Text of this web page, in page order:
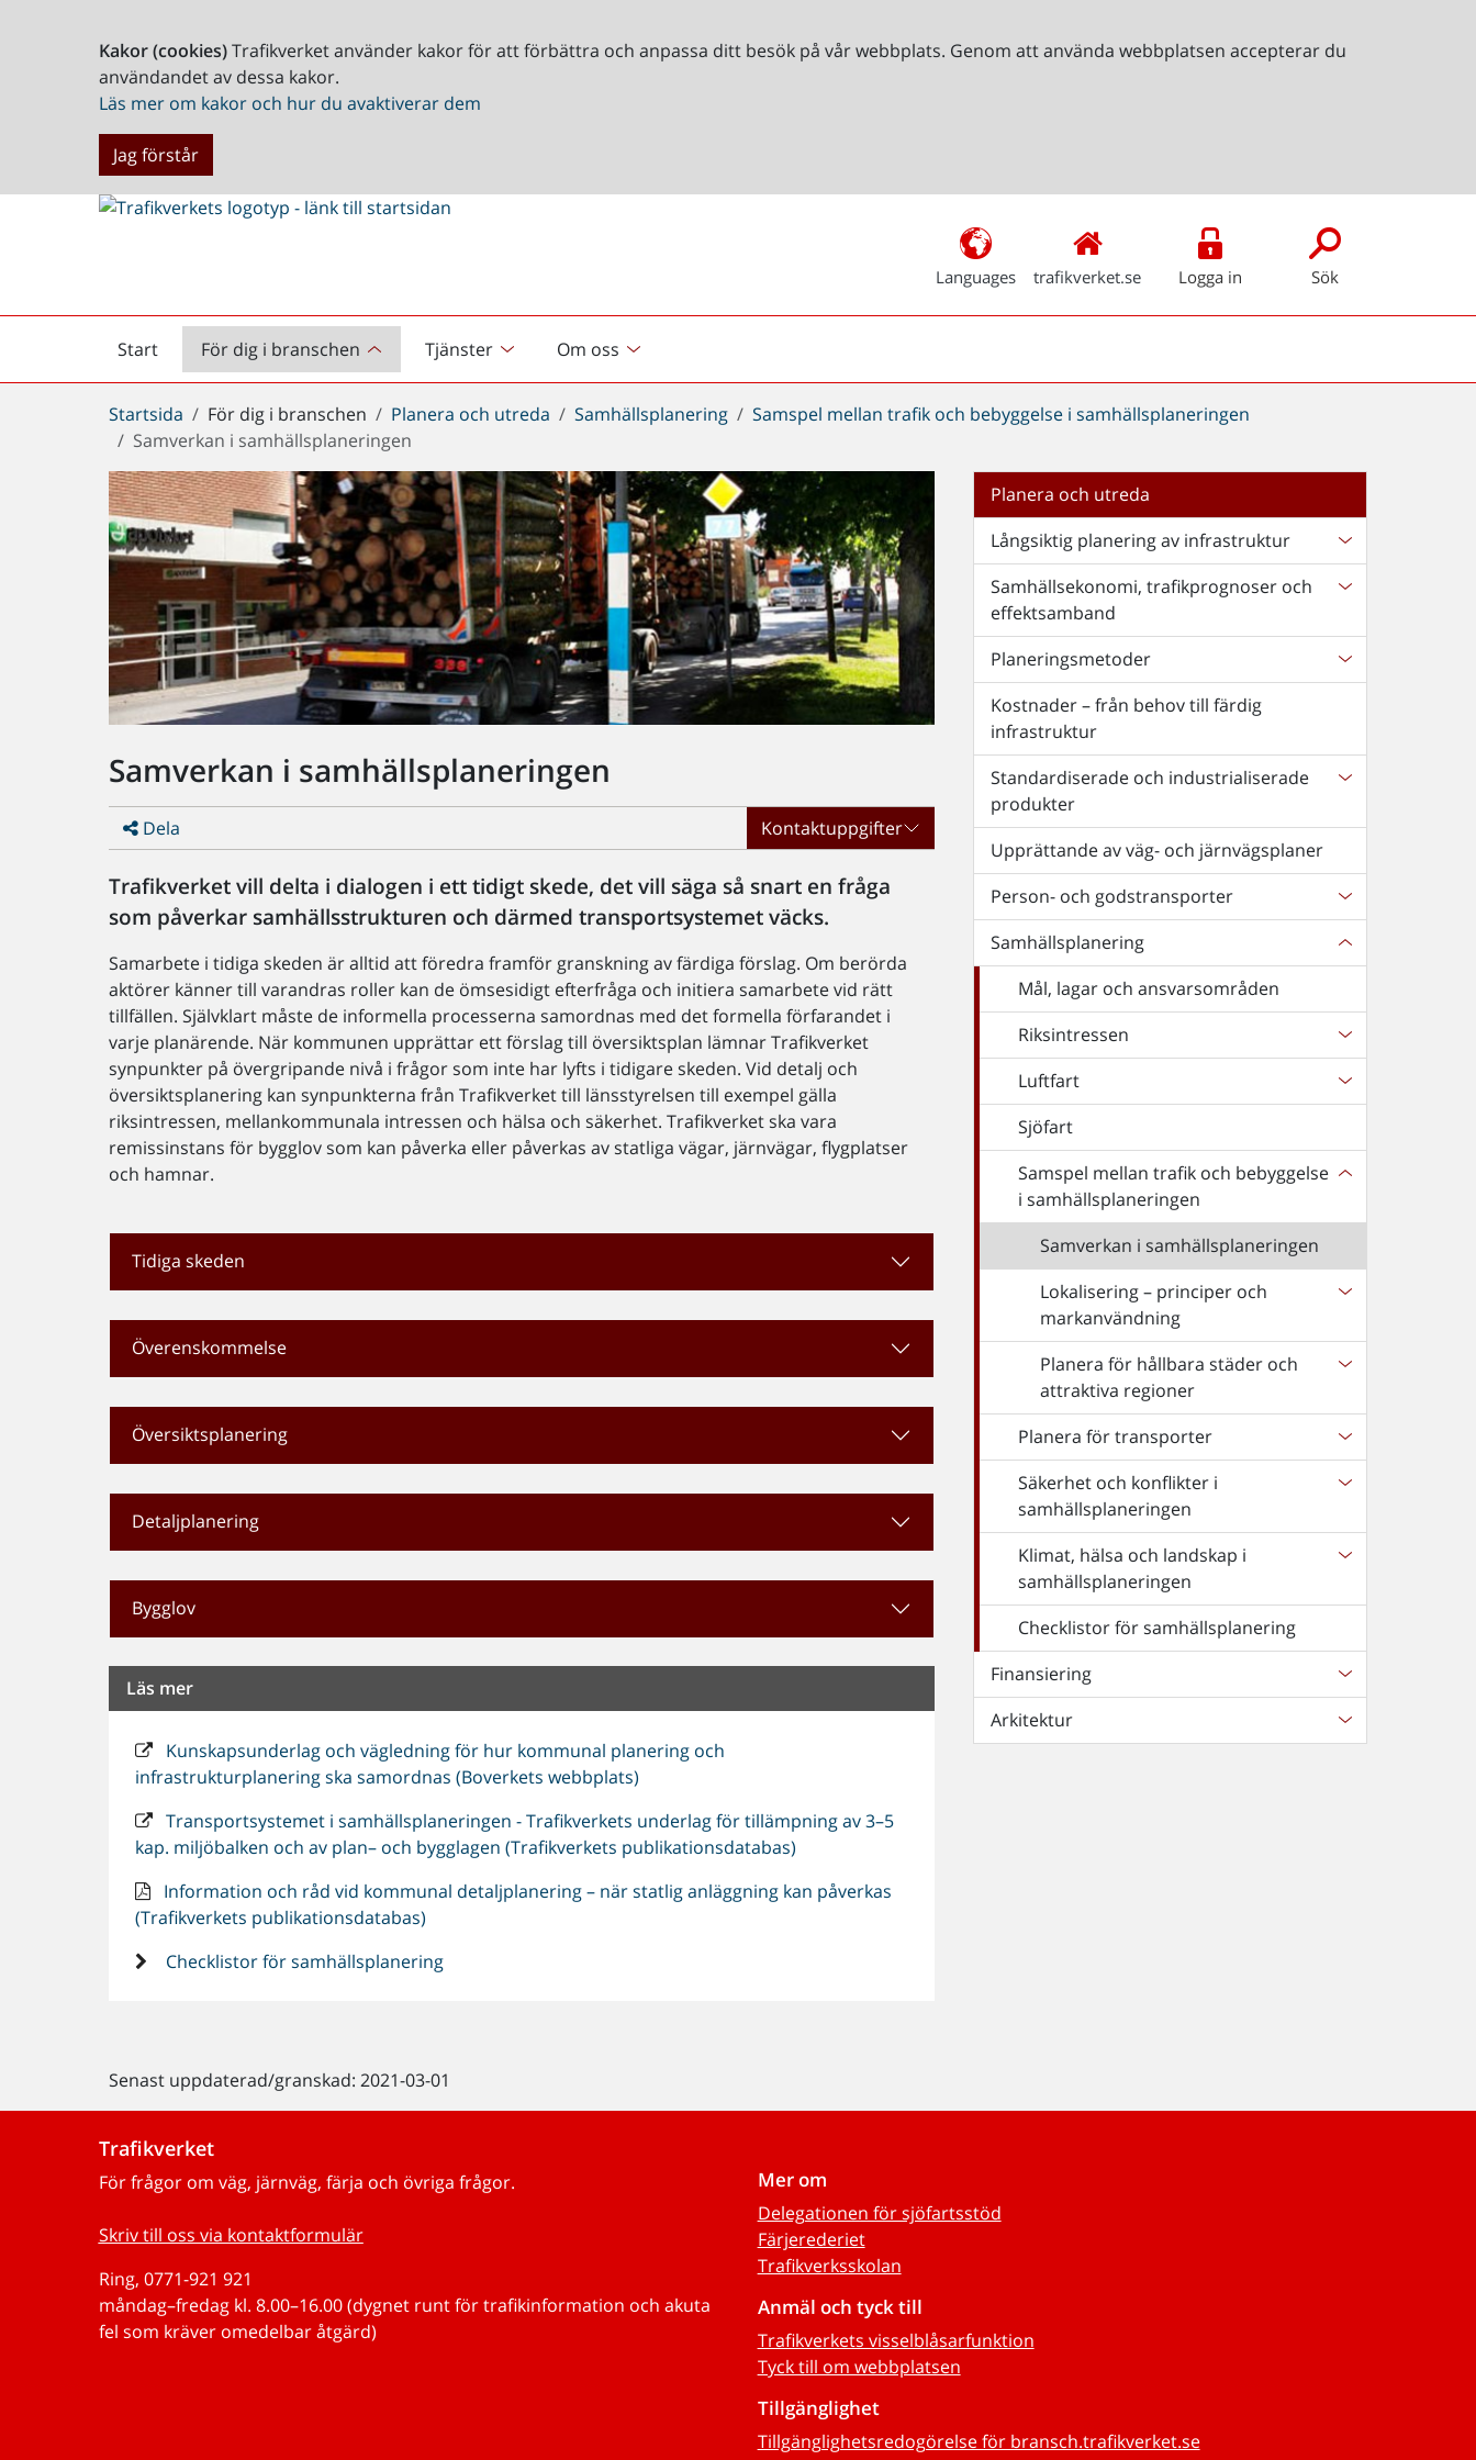
Kakor (cookies)Trafikverket använder kakor för att förbättra och anpassa ditt besök på vår webbplats. Genom att använda webbplatsen accepterar du
användandet av dessa kakor.
Läs mer om kakor och hur du avaktiverar dem
Jag förstår
Languages trafikverket.se Logga in Sök
Start
Startsida För dig i branschen Tjänster Om oss
Du
är
här:
Startsida För dig i branschen Planera och utreda Samhällsplanering
Samspel mellan trafik och bebyggelse i samhällsplaneringen
Samverkan i samhällsplaneringen
Samverkan i samhällsplaneringen
Dela Kontaktuppgifter
Trafikverket vill delta i dialogen i ett tidigt skede, det vill säga så snart en fråga
som påverkar samhällsstrukturen och därmed transportsystemet väcks.
Samarbete i tidiga skeden är alltid att föredra framför granskning av färdiga förslag. Om berörda
aktörer känner till varandras roller kan de ömsesidigt efterfråga och initiera samarbete vid rätt
tillfällen. Självklart måste de informella processerna samordnas med det formella förfarandet i
varje planärende. När kommunen upprättar ett förslag till översiktsplan lämnar Trafikverket
synpunkter på övergripande nivå i frågor som inte har lyfts i tidigare skeden. Vid detalj och
översiktsplanering kan synpunkterna från Trafikverket till länsstyrelsen till exempel gälla
riksintressen, mellankommunala intressen och hälsa och säkerhet. Trafikverket ska vara
remissinstans för bygglov som kan påverka eller påverkas av statliga vägar, järnvägar, flygplatser
och hamnar.
Tidiga skeden
Överenskommelse
Översiktsplanering
Detaljplanering
Bygglov
Läs mer
Kunskapsunderlag och vägledning för hur kommunal planering och
infrastrukturplanering ska samordnas (Boverkets webbplats)
Transportsystemet i samhällsplaneringen - Trafikverkets underlag för tillämpning av 3–5
kap. miljöbalken och av plan– och bygglagen (Trafikverkets publikationsdatabas)
Information och råd vid kommunal detaljplanering – när statlig anläggning kan påverkas
(Trafikverkets publikationsdatabas)
Checklistor för samhällsplanering
Senast uppdaterad/granskad: 2021-03-01
Planera och utreda
Långsiktig planering av infrastruktur
Samhällsekonomi, trafikprognoser och
effektsamband
Planeringsmetoder
Kostnader – från behov till färdig
infrastruktur
Standardiserade och industrialiserade
produkter
Upprättande av väg- och järnvägsplaner
Person- och godstransporter
Samhällsplanering
Mål, lagar och ansvarsområden
Riksintressen
Luftfart
Sjöfart
Samspel mellan trafik och bebyggelse
i samhällsplaneringen
Samverkan i samhällsplaneringen
Lokalisering – principer och
markanvändning
Planera för hållbara städer och
attraktiva regioner
Planera för transporter
Säkerhet och konflikter i
samhällsplaneringen
Klimat, hälsa och landskap i
samhällsplaneringen
Checklistor för samhällsplanering
Finansiering
Arkitektur
Trafikverket
För frågor om väg, järnväg, färja och övriga frågor.
Skriv till oss via kontaktformulär
Ring, 0771-921 921
måndag–fredag kl. 8.00–16.00 (dygnet runt för trafikinformation och akuta
fel som kräver omedelbar åtgärd)
Mer om
Delegationen för sjöfartsstöd
Färjerederiet
Trafikverksskolan
Anmäl och tyck till
Trafikverkets visselblåsarfunktion
Tyck till om webbplatsen
Tillgänglighet
Tillgänglighetsredogörelse för bransch.trafikverket.se